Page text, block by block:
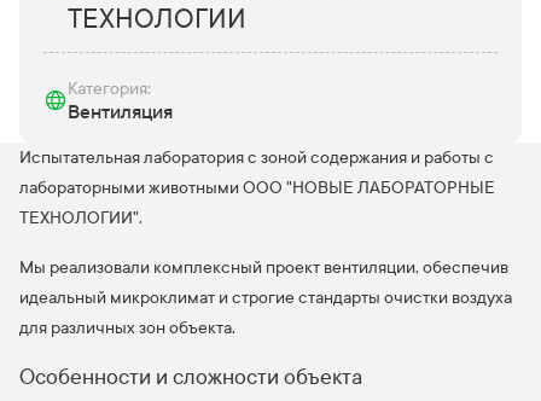
ТЕХНОЛОГИИ
Категория:
Вентиляция
Испытательная лаборатория с зоной содержания и работы с
лабораторными животными ООО "НОВЫЕ ЛАБОРАТОРНЫЕ
ТЕХНОЛОГИИ".
Мы реализовали комплексный проект вентиляции, обеспечив
идеальный микроклимат и строгие стандарты очистки воздуха
для различных зон объекта.
Особенности и сложности объекта